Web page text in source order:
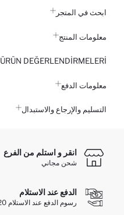
ابحث في المتجر
معلومات المنتج
ÜRÜN DEĞERLENDİRMELERİ
معلومات الدفع
التسليم والإرجاع والاستبدال
انقر و استلم من الفرع
شحن مجاني
الدفع عند الاستلام
رسوم الدفع عند الاستلام 20 جنيه